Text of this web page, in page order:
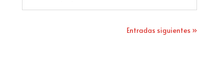
Entradas siguientes »